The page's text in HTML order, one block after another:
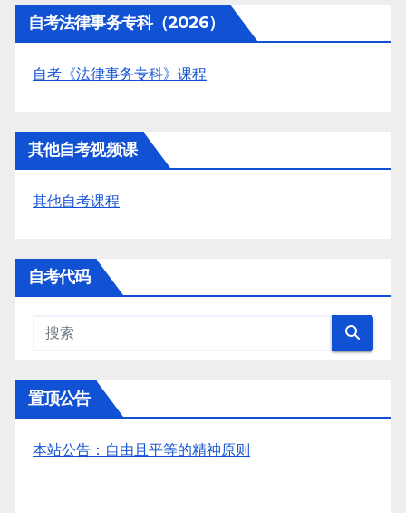
自考法律事务专科（2026）
自考《法律事务专科》课程
其他自考视频课
其他自考课程
自考代码
置顶公告
本站公告：自由且平等的精神原则